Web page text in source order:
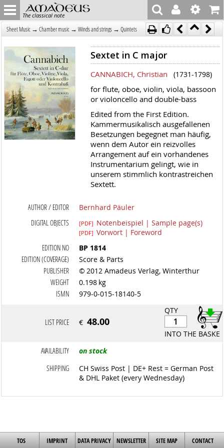
The classical note
Sheet Music → Chamber music → Winds and strings → Quintets
Sextet in C major
CANNABICH, Christian (1731-1798)
for flute, oboe, violin, viola, bassoon
or violoncello and double-bass
Edited from the First Edition.
Kammermusikalisch ausgefallenen
Besetzungen begegnet man häufig,
wenn dem Autor ein reizvolles
Arrangement auf ein vorhandenes
Instrumentarium gelingt, wie in
unserem stimmlich kontrastreichen
Sextett.
AUTHOR / EDITOR
Bernhard Päuler
DIGITAL OBJECTS
[PDF] Notenbeispiel | Sample page(s)
[PDF] Vorwort | Foreword
EDITION NO
BP 1814
EDITION (COVERAGE)
Score & Parts
PUBLISHER
© 2012 Amadeus Verlag, Winterthur
WEIGHT
0.198 kg
ISMN
979-0-015-18140-5
QTY
INTO THE BASKET
LIST PRICE €48.00
AVAILABILITY
on stock
SHIPPING
CH Swiss Post | DE+ Rest = German Post
& DHL Paket (every Wednesday)
TOS IMPRINT DATA PRIVACY NEWSLETTER SITE MAP CONTACT